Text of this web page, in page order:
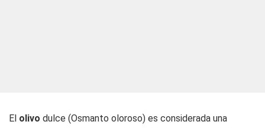
El olivo dulce (Osmanto oloroso) es considerada una